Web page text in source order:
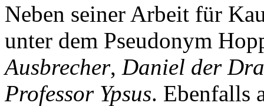
Neben seiner Arbeit für
unter dem Pseudonym
Ausbrecher, Daniel der
Professor Ypsus. Ebenfalls